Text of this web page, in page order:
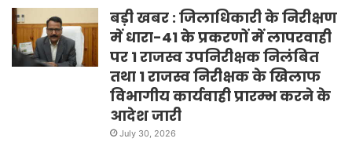
बड़ी खबर : जिलाधिकारी के निरीक्षण
में धारा-41 के प्रकरणों में लापरवाही
पर 1 राजस्व उपनिरीक्षक निलंबित
तथा 1 राजस्व निरीक्षक के खिलाफ
विभागीय कार्यवाही प्रारम्भ करने के
आदेश जारी
July 30, 2026